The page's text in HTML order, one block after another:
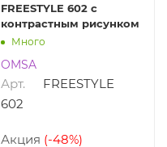
FREESTYLE 602 с
контрастным рисунком
Много
OMSA
Арт.
FREESTYLE
602
Акция (-48%)